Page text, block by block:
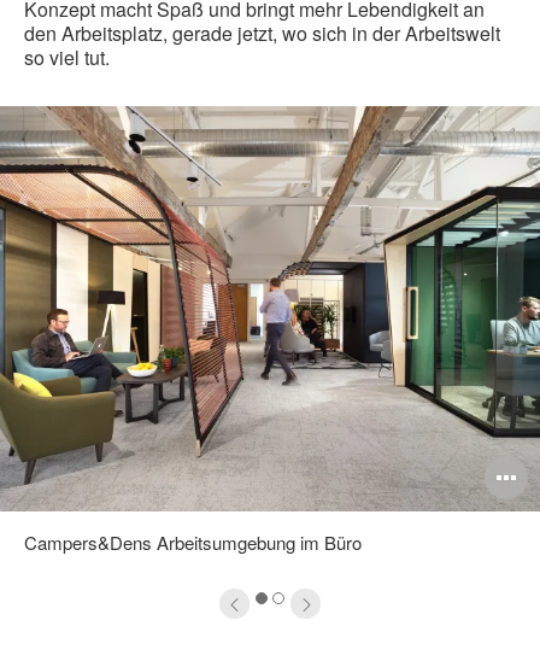
Konzept macht Spaß und bringt mehr Lebendigkeit an
den Arbeitsplatz, gerade jetzt, wo sich in der Arbeitswelt
so viel tut.
Campers&Dens Arbeitsumgebung im Büro
12